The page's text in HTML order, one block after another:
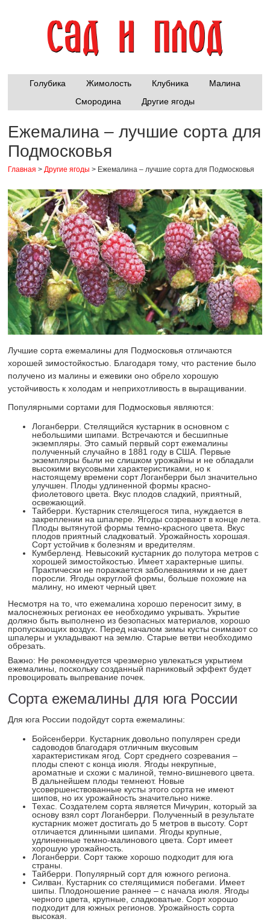
Голубика Жимолость Клубника
Малина
Смородина
Другие ягоды
Ежемалина – лучшие сорта для
Подмосковья
Главная >Другие ягоды > Ежемалина – лучшие сорта для Подмосковья
Лучшие сорта ежемалины для Подмосковья отличаются
хорошей зимостойкостью. Благодаря тому, что растение было
получено из малины и ежевики оно обрело хорошую
устойчивость к холодам и неприхотливость в выращивании.
Популярными сортами для Подмосковья являются:
Логанберри. Стелящийся кустарник в основном с
небольшими шипами. Встречаются и бесшипные
экземпляры. Это самый первый сорт ежемалины
полученный случайно в 1881 году в США. Первые
экземпляры были не слишком урожайны и не обладали
высокими вкусовыми характеристиками, но к
настоящему времени сорт Логанберри был значительно
улучшен. Плоды удлиненной формы красно-
фиолетового цвета. Вкус плодов сладкий, приятный,
освежающий.
Тайберри. Кустарник стелящегося типа, нуждается в
закреплении на шпалере. Ягоды созревают в конце лета.
Плоды вытянутой формы темно-красного цвета. Вкус
плодов приятный сладковатый. Урожайность хорошая.
Сорт устойчив к болезням и вредителям.
Кумберленд. Невысокий кустарник до полутора метров с
хорошей зимостойкостью. Имеет характерные шипы.
Практически не поражается заболеваниями и не дает
поросли. Ягоды округлой формы, больше похожие на
малину, но имеют черный цвет.
Несмотря на то, что ежемалина хорошо переносит зиму, в
малоснежных регионах ее необходимо укрывать. Укрытие
должно быть выполнено из безопасных материалов, хорошо
пропускающих воздух. Перед началом зимы кусты снимают со
шпалеры и укладывают на землю. Старые ветви необходимо
обрезать.
Важно: Не рекомендуется чрезмерно увлекаться укрытием
ежемалины, поскольку созданный парниковый эффект будет
провоцировать выпревание почек.
Сорта ежемалины для юга России
Для юга России подойдут сорта ежемалины:
Бойсенберри. Кустарник довольно популярен среди
садоводов благодаря отличным вкусовым
характеристикам ягод. Сорт среднего созревания –
плоды спеют с конца июля. Ягоды некрупные,
ароматные и схожи с малиной, темно-вишневого цвета.
В дальнейшем плоды темнеют. Новые
усовершенствованные кусты этого сорта не имеют
шипов, но их урожайность значительно ниже.
Техас. Создателем сорта является Мичурин, который за
основу взял сорт Логанберри. Полученный в результате
кустарник может достигать до 5 метров в высоту. Сорт
отличается длинными шипами. Ягоды крупные,
удлиненные темно-малинового цвета. Сорт имеет
хорошую урожайность.
Логанберри. Сорт также хорошо подходит для юга
страны.
Тайберри. Популярный сорт для южного региона.
Силван. Кустарник со стелящимися побегами. Имеет
шипы. Плодоношение раннее – с начала июля. Ягоды
черного цвета, крупные, сладковатые. Сорт хорошо
подходит для южных регионов. Урожайность сорта
высокая.